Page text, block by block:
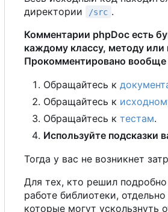
директории
/src .
Комментарии phpDoc есть
каждому классу, методу или
Прокомментировано вообще
Обращайтесь к
Обращайтесь к
Обращайтесь к тестам.
Используйте подсказки
Тогда у вас не возникнет
Для тех, кто решил подробно
работе библиотеки,
которые могут ускользнуть